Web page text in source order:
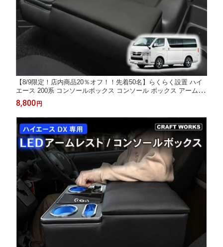
【8/9限定！店内商品20％オフ！！先着50名】らくらく設置 ハイ
エース 200系 コンソールボックス コンソール ボックス アームレ
スト センターコンソール 1型 2型 3型 4型 5型 6型 7型 8型 車 収
納 内装 ワゴン 専用 トヨタ
8,800 円